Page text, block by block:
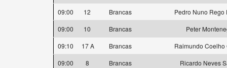
09:00
12 Brancas
Pedro Nuno Rego
09:00
10 Brancas
Peter
09:10
17 A Brancas
Raimundo Coelho
09:00
8 Brancas
Ricardo Neves